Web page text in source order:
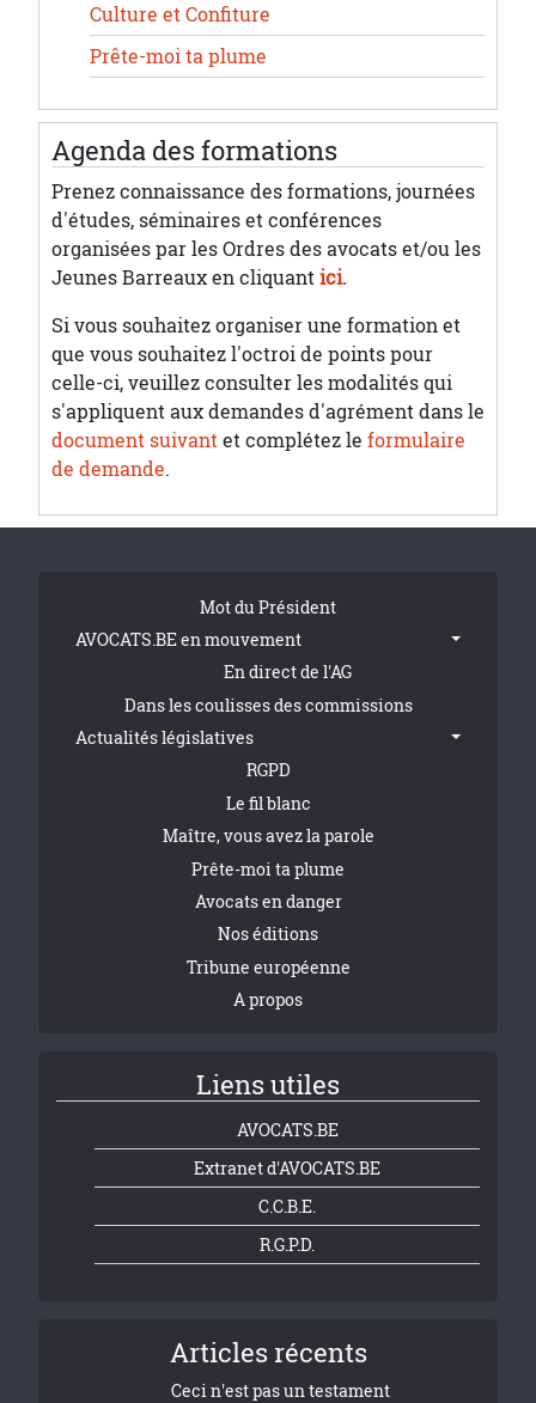
Culture et Confiture
Prête-moi ta plume
Agenda des formations
Prenez connaissance des formations, journées
d'études, séminaires et conférences
organisées par les Ordres des avocats et/ou les
Jeunes Barreaux en cliquantici.
Si vous souhaitez organiser une formation et
que vous souhaitez l'octroi de points pour
celle-ci, veuillez consulter les modalités qui
s'appliquent aux demandes d'agrément dans le
document suivantet complétez le formulaire
de demande.
Tribune FooterMot du Président
AVOCATS.BE en mouvement
En direct de l'AG
Dans les coulisses des commissions
Actualités législatives
RGPD
Le fil blanc
Maître, vous avez la parole
Prête-moi ta plume
Avocats en danger
Nos éditions
Tribune européenne
A propos
Liens utiles
AVOCATS.BE
Extranet d'AVOCATS.BE
C.C.B.E.
R.G.P.D.
Articles récents
Ceci n'est pas un testament